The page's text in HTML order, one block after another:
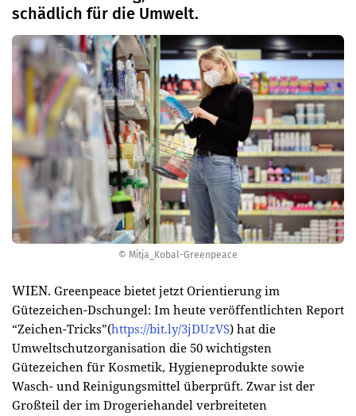
© Mitja_Kobal-Greenpeace
schädlich für die Umwelt.
WIEN. Greenpeace bietet jetzt Orientierung im
Gütezeichen-Dschungel: Im heute veröffentlichten Report
“Zeichen-Tricks”(https://bit.ly/3jDUzVS) hat die
Umweltschutzorganisation die 50 wichtigsten
Gütezeichen für Kosmetik, Hygieneprodukte sowie
Wasch- und Reinigungsmittel überprüft. Zwar ist der
Großteil der im Drogeriehandel verbreiteten